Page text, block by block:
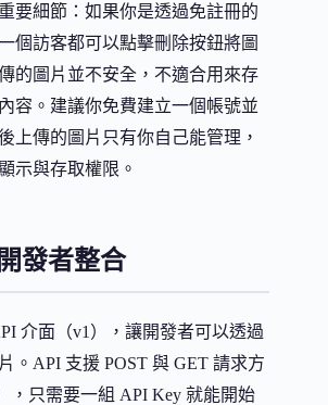
要細節：如果你是透過免註冊的
個訪客都可以點擊刪除按鈕將圖
的圖片並不安全，不適合用來存
容。建議你免費建立一個帳號並
上傳的圖片只有你自己能管理，
示與存取權限。
發者整合
介面（v1），讓開發者可以透過
。API 支援 POST 與 GET 請求方
，只需要一組 API Key 就能開始